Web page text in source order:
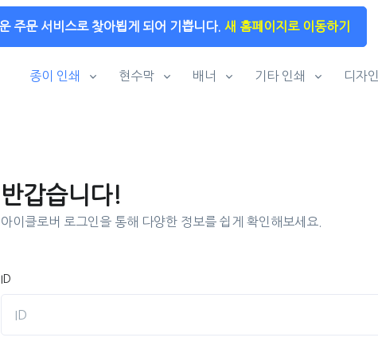
주문 서비스로 찾아뵙게 되어 기쁩니다. 새 홈페이지로 이동하기
종이 인쇄 현수막 배너 기타 인쇄 디자인
반갑습니다!
아이클로버 로그인을 통해 다양한 정보를 쉽게 확인해보세요.
ID